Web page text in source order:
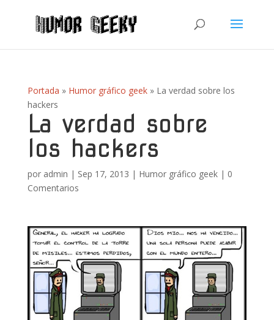
Portada » Humor gráfico geek» La verdad sobre los
hackers
La verdad sobre
los hackers
por admin | Sep 17, 2013 | Humor gráfico geek| 0
Comentarios